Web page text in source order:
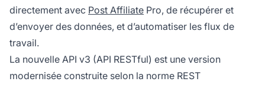
directement avec Post Affiliate Pro, de récupérer et
d’envoyer des données, et d’automatiser les flux de
travail.
La nouvelle API v3 (API RESTful) est une version
modernisée construite selon la norme REST